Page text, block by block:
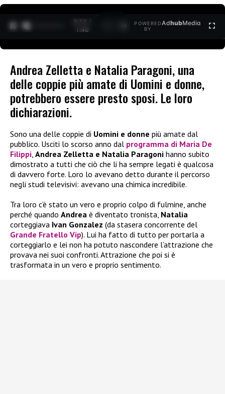
0:12 /
1:40
POWERED
BY
AdhubMedia
Andrea Zelletta e Natalia Paragoni, una
delle coppie più amate di Uomini e donne,
potrebbero essere presto sposi. Le loro
dichiarazioni.
Sono una delle coppie di Uomini e donne più amate dal
pubblico. Usciti lo scorso anno dal programma di Maria De
Filippi, Andrea Zelletta e Natalia Paragoni hanno subito
dimostrato a tutti che ciò che li ha sempre legati è qualcosa
di davvero forte. Loro lo avevano detto durante il percorso
negli studi televisivi: avevano una chimica incredibile.
Tra loro c’è stato un vero e proprio colpo di fulmine, anche
perché quando Andrea è diventato tronista, Natalia
corteggiava Ivan Gonzalez (da stasera concorrente del
Grande Fratello Vip). Lui ha fatto di tutto per portarla a
corteggiarlo e lei non ha potuto nascondere l’attrazione che
provava nei suoi confronti. Attrazione che poi si è
trasformata in un vero e proprio sentimento.